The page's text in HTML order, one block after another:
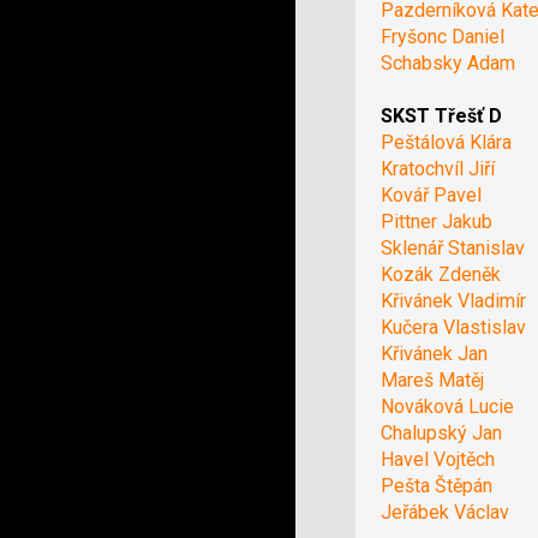
Pazderníková
Fryšonc Daniel
Schabsky Adam
SKST Třešť D
Peštálová Klára
Kratochvíl Jiří
Kovář Pavel
Pittner Jakub
Sklenář Stanislav
Kozák Zdeněk
Křivánek Vladimír
Kučera Vlastislav
Křivánek Jan
Mareš Matěj
Nováková Lucie
Chalupský Jan
Havel Vojtěch
Pešta Štěpán
Jeřábek Václav